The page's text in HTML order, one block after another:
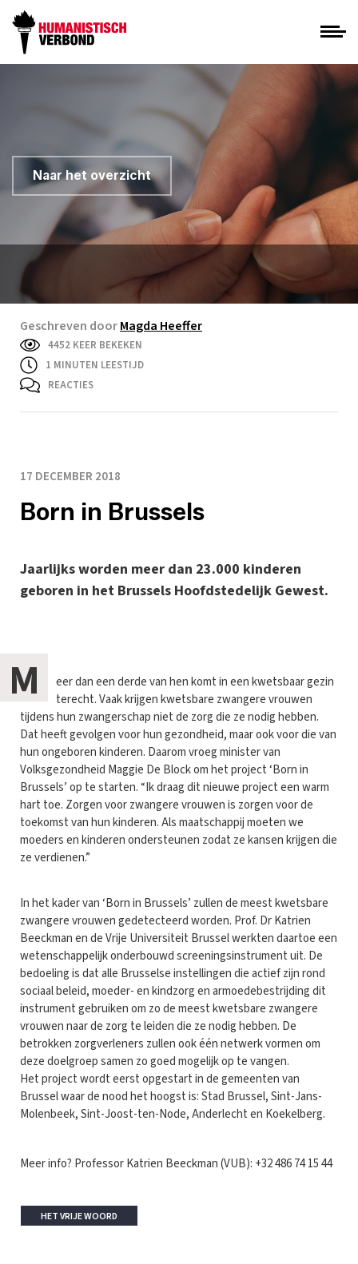
Naar het overzicht
Geschreven doorMagda Heeffer
4452 KEER BEKEKEN
1 MINUTEN LEESTIJD
REACTIES
17 DECEMBER 2018
Born in Brussels
Jaarlijks worden meer dan 23.000 kinderen
geboren in het Brussels Hoofdstedelijk Gewest.
M
eer dan een derde van hen komt in een kwetsbaar gezin
terecht. Vaak krijgen kwetsbare zwangere vrouwen
tijdens hun zwangerschap niet de zorg die ze nodig hebben.
Dat heeft gevolgen voor hun gezondheid, maar ook voor die van
hun ongeboren kinderen. Daarom vroeg minister van
Volksgezondheid Maggie De Block om het project ‘Born in
Brussels’ op te starten. “Ik draag dit nieuwe project een warm
hart toe. Zorgen voor zwangere vrouwen is zorgen voor de
toekomst van hun kinderen. Als maatschappij moeten we
moeders en kinderen ondersteunen zodat ze kansen krijgen die
ze verdienen.”
In het kader van ‘Born in Brussels’ zullen de meest kwetsbare
zwangere vrouwen gedetecteerd worden. Prof. Dr Katrien
Beeckman en de Vrije Universiteit Brussel werkten daartoe een
wetenschappelijk onderbouwd screeningsinstrument uit. De
bedoeling is dat alle Brusselse instellingen die actief zijn rond
sociaal beleid, moeder- en kindzorg en armoedebestrijding dit
instrument gebruiken om zo de meest kwetsbare zwangere
vrouwen naar de zorg te leiden die ze nodig hebben. De
betrokken zorgverleners zullen ook één netwerk vormen om
deze doelgroep samen zo goed mogelijk op te vangen.
Het project wordt eerst opgestart in de gemeenten van
Brussel waar de nood het hoogst is: Stad Brussel, Sint-Jans-
Molenbeek, Sint-Joost-ten-Node, Anderlecht en Koekelberg.
Meer info? Professor Katrien Beeckman (VUB): +32 486 74 15 44
HET VRIJE WOORD